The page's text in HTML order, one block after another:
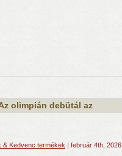
olimpián debütál az
& Kedvenc termékek | február 4th, 2026